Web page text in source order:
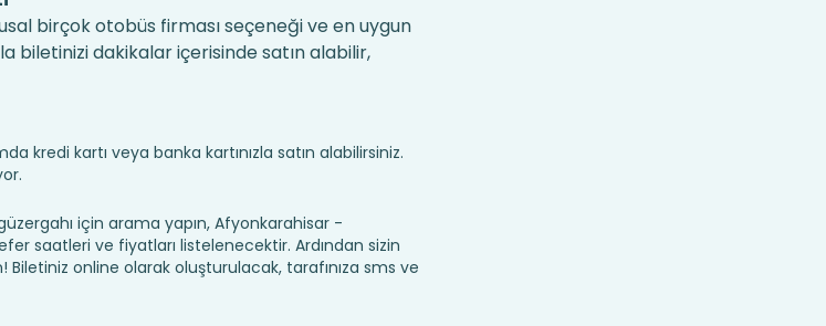
birçok otobüs firması seçeneği ve en uygun
biletinizi dakikalar içerisinde satın alabilir,
kredi kartı veya banka kartınızla satın alabilirsiniz.
için arama yapın, Afyonkarahisar -
saatleri ve fiyatları listelenecektir. Ardından sizin
online olarak oluşturulacak, tarafınıza sms ve